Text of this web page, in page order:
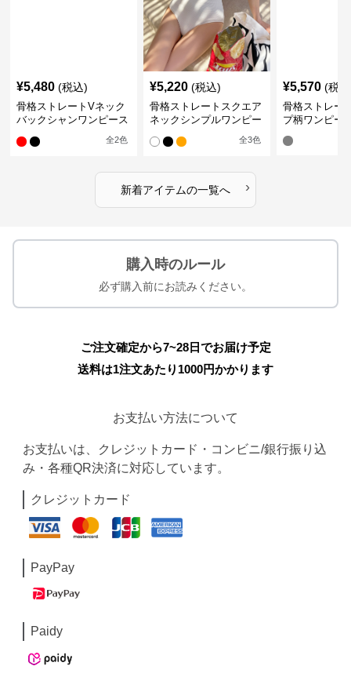
¥5,480 (税込)
骨格ストレートVネック
バックシャンワンピース
全2色
¥5,220 (税込)
骨格ストレートスクエア
ネックシンプルワンピー
全3色
¥5,570 (税
骨格ストレー
プ柄ワンピー
新着アイテムの一覧へ ›
購入時のルール
必ず購入前にお読みください。
ご注文確定から7~28日でお届け予定
送料は1注文あたり 1000円かかります
お支払い方法について
お支払いは、クレジットカード・コンビニ/銀行振り込
み・各種QR決済に対応しています。
クレジットカード
PayPay
Paidy